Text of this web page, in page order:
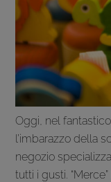
Oggi, nel
l’imbarazzo della
negozio
tutti i gusti.